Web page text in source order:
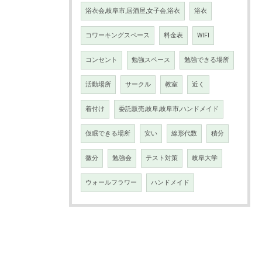
浴衣会,岐阜市,居酒屋,女子会,浴衣 浴衣
コワーキングスペース 料金表 WIFI
コンセント 勉強スペース 勉強できる場所
活動場所 サークル 教室 近く
着付け 委託販売,岐阜,岐阜市,ハンドメイド
仮眠できる場所 安い 線形代数 積分
微分 勉強会 テスト対策 岐阜大学
ウォールフラワー ハンドメイド